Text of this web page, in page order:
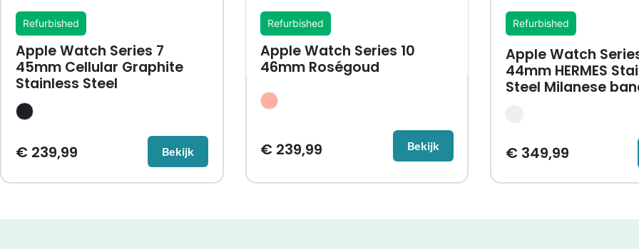
Refurbished
Apple Watch Series 7
45mm Cellular Graphite
Stainless Steel
€239,99 Bekijk
Refurbished
Apple Watch Series 10
46mm Roségoud
€ 239,99 Bekijk
Refurbished
Apple Watch
44mm HERMES
Steel Milanese
€349,99